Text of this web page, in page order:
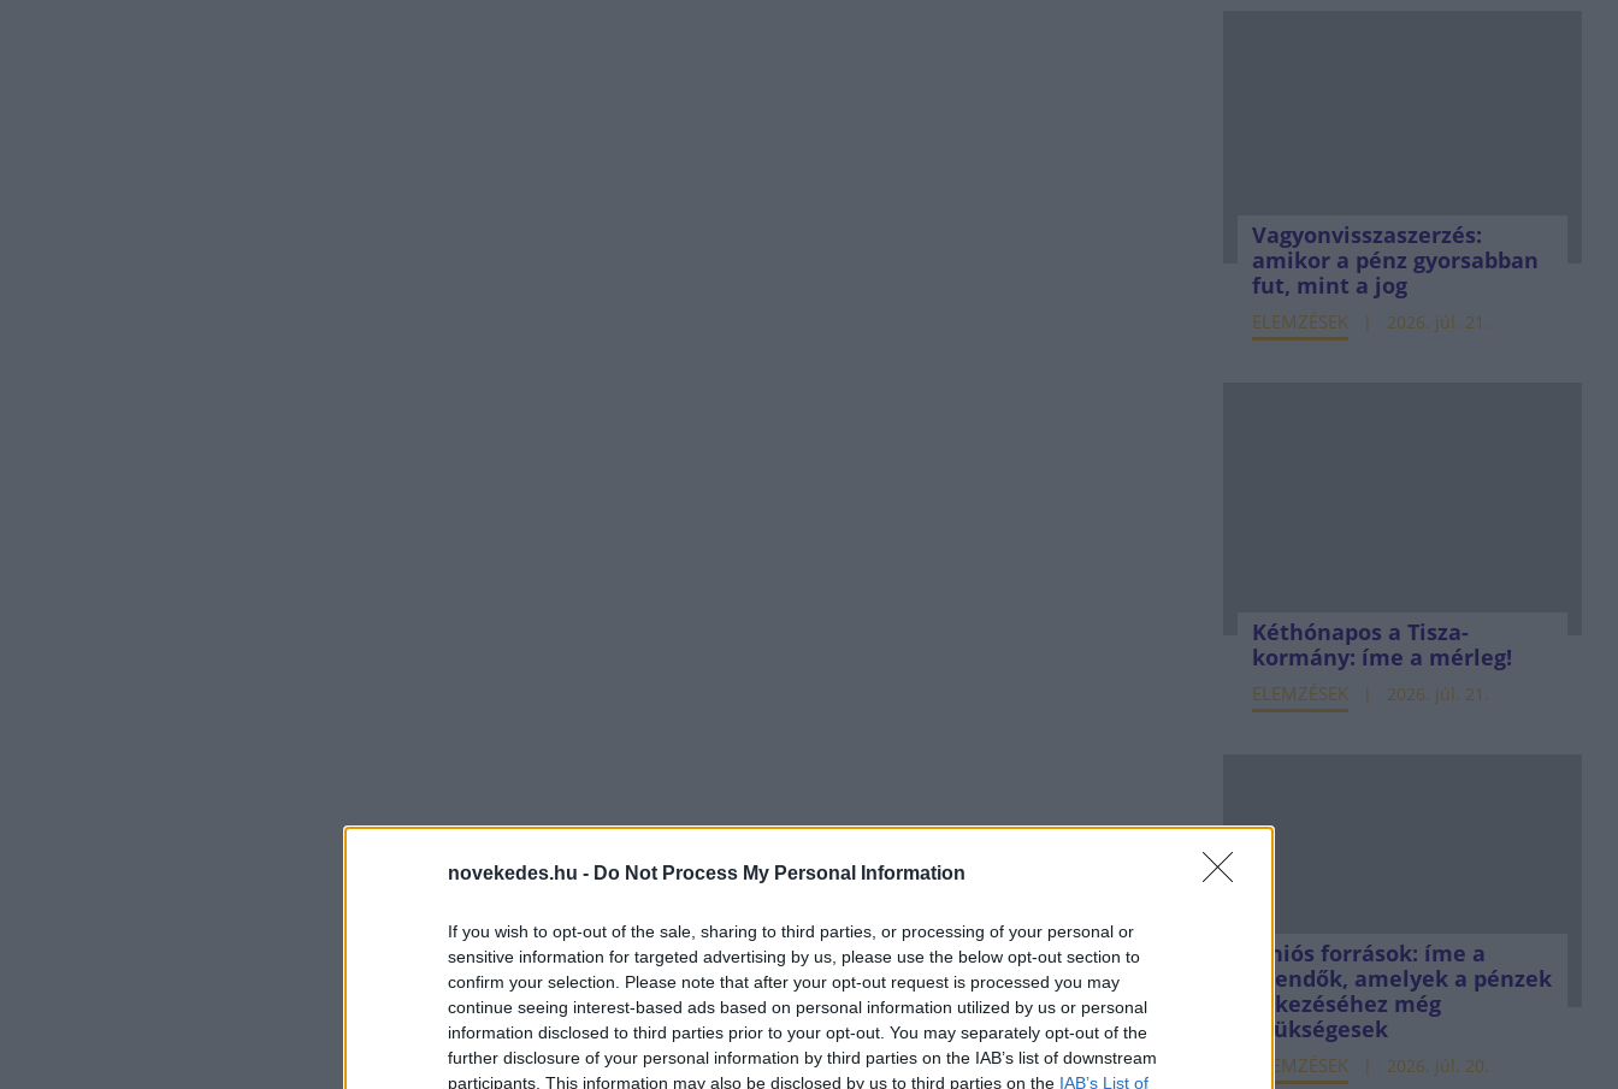
novekedes.hu - Do Not Process My Personal Information
If you wish to opt-out of the sale, sharing to third parties, or processing of your personal or
sensitive information for targeted advertising by us, please use the below opt-out section to
confirm your selection. Please note that after your opt-out request is processed you may
continue seeing interest-based ads based on personal information utilized by us or personal
information disclosed to third parties prior to your opt-out. You may separately opt-out of the
further disclosure of your personal information by third parties on the IAB’s list of downstream
participants. This information may also be disclosed by us to third parties on the IAB’s List of
Vagyonvisszaszerzés:
amikor a pénz gyorsabban
fut, mint a jog
ELEMZÉSEK 2026. júl. 21.
Kéthónapos a Tisza-
kormány: íme a mérleg!
ELEMZÉSEK 2026. júl. 21.
Uniós források: íme a
teendők, amelyek a pénzek
érkezéséhez még
szükségesek
ELEMZÉSEK 2026. júl. 20.